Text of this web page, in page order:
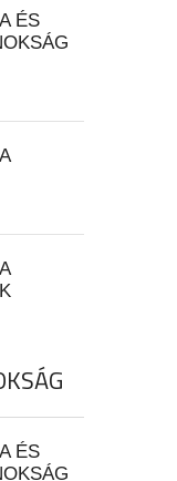
ÉS
ÉS